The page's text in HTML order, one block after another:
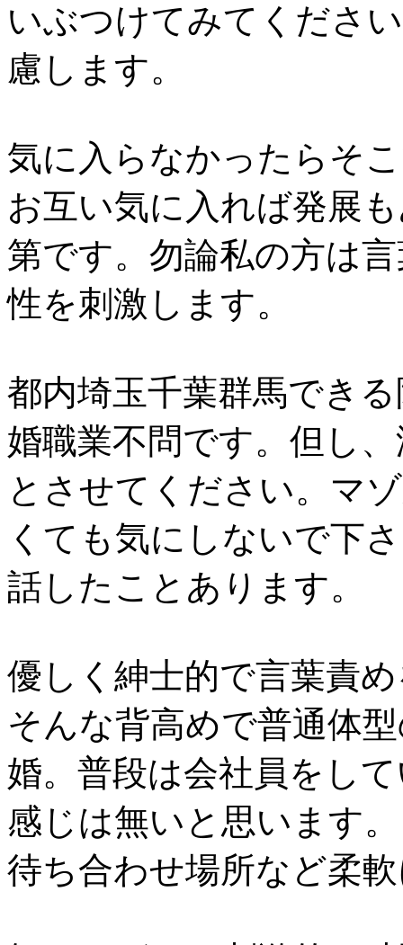
いぶつけてみてくださ
慮します。
気に入らなかったらそ
お互い気に入れば発展
第です。勿論私の方は
性を刺激します。
都内埼玉千葉群馬でき
婚職業不問です。但し
とさせてください。マ
くても気にしないで下
話したことあります。
優しく紳士的で言葉責
そんな背高めで普通体
婚。普段は会社員をし
感じは無いと思います。
待ち合わせ場所など柔